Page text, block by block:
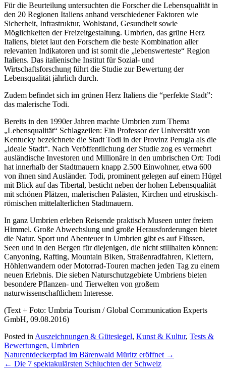
Für die Beurteilung untersuchten die Forscher die Lebensqualität in
den 20 Regionen Italiens anhand verschiedener Faktoren wie
Sicherheit, Infrastruktur, Wohlstand, Gesundheit sowie
Möglichkeiten der Freizeitgestaltung. Umbrien, das grüne Herz
Italiens, bietet laut den Forschern die beste Kombination aller
relevanten Indikatoren und ist somit die „lebenswerteste“ Region
Italiens. Das italienische Institut für Sozial- und
Wirtschaftsforschung führt die Studie zur Bewertung der
Lebensqualität jährlich durch.
Zudem befindet sich im grünen Herz Italiens die “perfekte Stadt”:
das malerische Todi.
Bereits in den 1990er Jahren machte Umbrien zum Thema
„Lebensqualität“ Schlagzeilen: Ein Professor der Universität von
Kentucky bezeichnete die Stadt Todi in der Provinz Perugia als die
„ideale Stadt“. Nach Veröffentlichung der Studie zog es vermehrt
ausländische Investoren und Millionäre in den umbrischen Ort: Todi
hat innerhalb der Stadtmauern knapp 2.500 Einwohner, etwa 600
von ihnen sind Ausländer. Todi, prominent gelegen auf einem Hügel
mit Blick auf das Tibertal, besticht neben der hohen Lebensqualität
mit schönen Plätzen, malerischen Palästen, Kirchen und etruskisch-
römischen mittelalterlichen Stadtmauern.
In ganz Umbrien erleben Reisende praktisch Museen unter freiem
Himmel. Große Abwechslung und große Herausforderungen bietet
die Natur. Sport und Abenteuer in Umbrien gibt es auf Flüssen,
Seen und in den Bergen für diejenigen, die nicht stillhalten können:
Canyoning, Rafting, Mountain Biken, Straßenradfahren, Klettern,
Höhlenwandern oder Motorrad-Touren machen jeden Tag zu einem
neuen Erlebnis. Die sieben Naturschutzgebiete Umbriens bieten
besondere Pflanzen- und Tierwelten von großem
naturwissenschaftlichem Interesse.
(Text + Foto: Umbria Tourism / Global Communication Experts
GmbH, 09.08.2016)
Posted in Auszeichnungen & Gütesiegel, Kunst & Kultur, Tests &
Bewertungen, Umbrien
Post
navigation
Naturentdeckerpfad im Bärenwald Müritz eröffnet →
← Die 7 spektakulärsten Schluchten der Schweiz